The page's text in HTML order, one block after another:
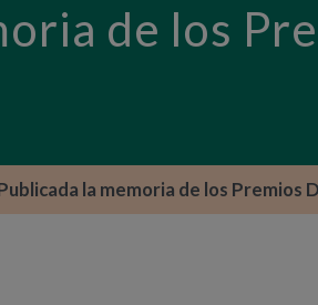
de los
la memoria de los Premios